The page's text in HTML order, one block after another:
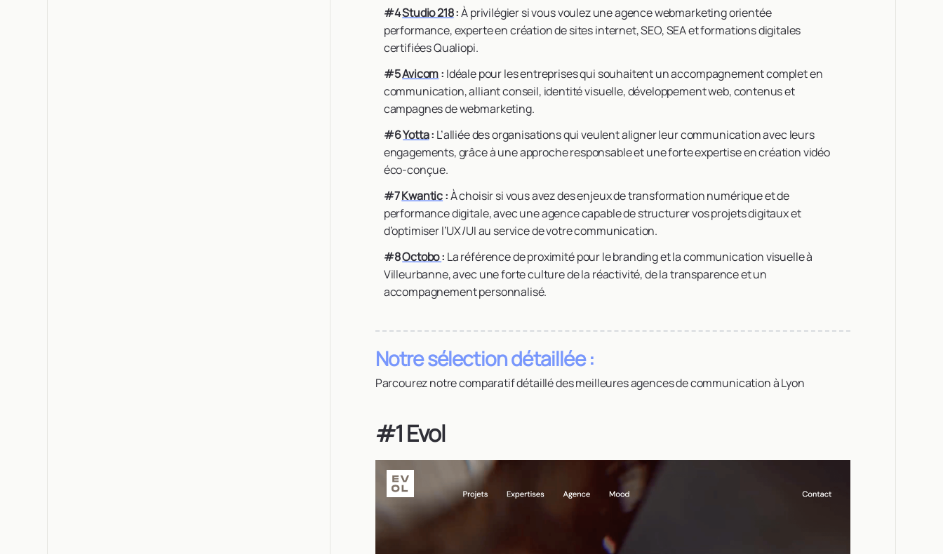
#4Studio 218:À privilégier si vous voulez une agence webmarketing orientée
performance, experte en création de sites internet, SEO, SEA et formations digitales
certifiées Qualiopi.
#5Avicom: Idéale pour les entreprises qui souhaitent un accompagnement complet en
communication, alliant conseil, identité visuelle, développement web, contenus et
campagnes de webmarketing.
#6Yotta: L’alliée des organisations qui veulent aligner leur communication avec leurs
engagements, grâce à une approche responsable et une forte expertise en création vidéo
éco-conçue.
#7Kwantic:À choisir si vous avez des enjeux de transformation numérique et de
performance digitale, avec une agence capable de structurer vos projets digitaux et
d’optimiser l’UX/UI au service de votre communication.
#8Octobo: La référence de proximité pour le branding et la communication visuelle à
Villeurbanne, avec une forte culture de la réactivité, de la transparence et un
accompagnement personnalisé.
Notre sélection détaillée :
Parcourez notre comparatif détaillé des meilleures agences de communication à Lyon
#1 Evol